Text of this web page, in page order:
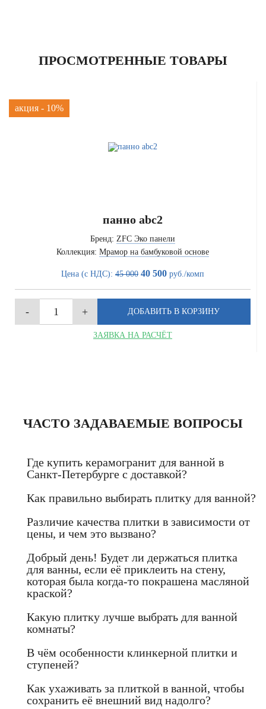
ПРОСМОТРЕННЫЕ ТОВАРЫ
акция - 10%
панно abc2
Бренд: ZFC Эко панели
Коллекция: Мрамор на бамбуковой основе
Цена (с НДС): 45 000 40 500 руб./комп
ЗАЯВКА НА РАСЧЁТ
ЧАСТО ЗАДАВАЕМЫЕ ВОПРОСЫ
Где купить керамогранит для ванной в
Санкт-Петербурге с доставкой?
Как правильно выбирать плитку для ванной?
Различие качества плитки в зависимости от
цены, и чем это вызвано?
Добрый день! Будет ли держаться плитка
для ванны, если её приклеить на стену,
которая была когда-то покрашена масляной
краской?
Какую плитку лучше выбрать для ванной
комнаты?
В чём особенности клинкерной плитки и
ступеней?
Как ухаживать за плиткой в ванной, чтобы
сохранить её внешний вид надолго?